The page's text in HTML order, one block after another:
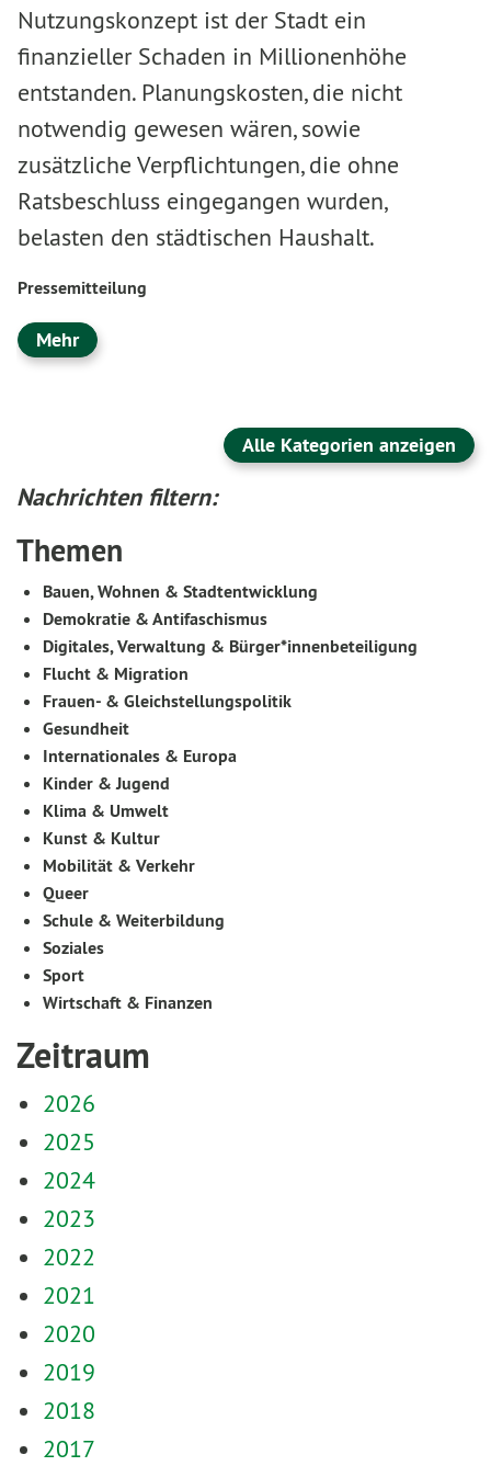
Nutzungskonzept ist der Stadt ein
finanzieller Schaden in Millionenhöhe
entstanden. Planungskosten, die nicht
notwendig gewesen wären, sowie
zusätzliche Verpflichtungen, die ohne
Ratsbeschluss eingegangen wurden,
belasten den städtischen Haushalt.
Pressemitteilung
Mehr
Alle Kategorien anzeigen
Nachrichten filtern:
Themen
Bauen, Wohnen & Stadtentwicklung
Demokratie & Antifaschismus
Digitales, Verwaltung & Bürger*innenbeteiligung
Flucht & Migration
Frauen- & Gleichstellungspolitik
Gesundheit
Internationales & Europa
Kinder & Jugend
Klima & Umwelt
Kunst & Kultur
Mobilität & Verkehr
Queer
Schule & Weiterbildung
Soziales
Sport
Wirtschaft & Finanzen
Zeitraum
2026
2025
2024
2023
2022
2021
2020
2019
2018
2017